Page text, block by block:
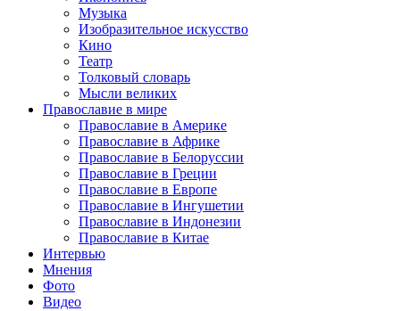
Музыка
Изобразительное искусство
Кино
Театр
Толковый словарь
Мысли великих
Православие в мире
Православие в Америке
Православие в Африке
Православие в Белоруссии
Православие в Греции
Православие в Европе
Православие в Ингушетии
Православие в Индонезии
Православие в Китае
Интервью
Мнения
Фото
Видео